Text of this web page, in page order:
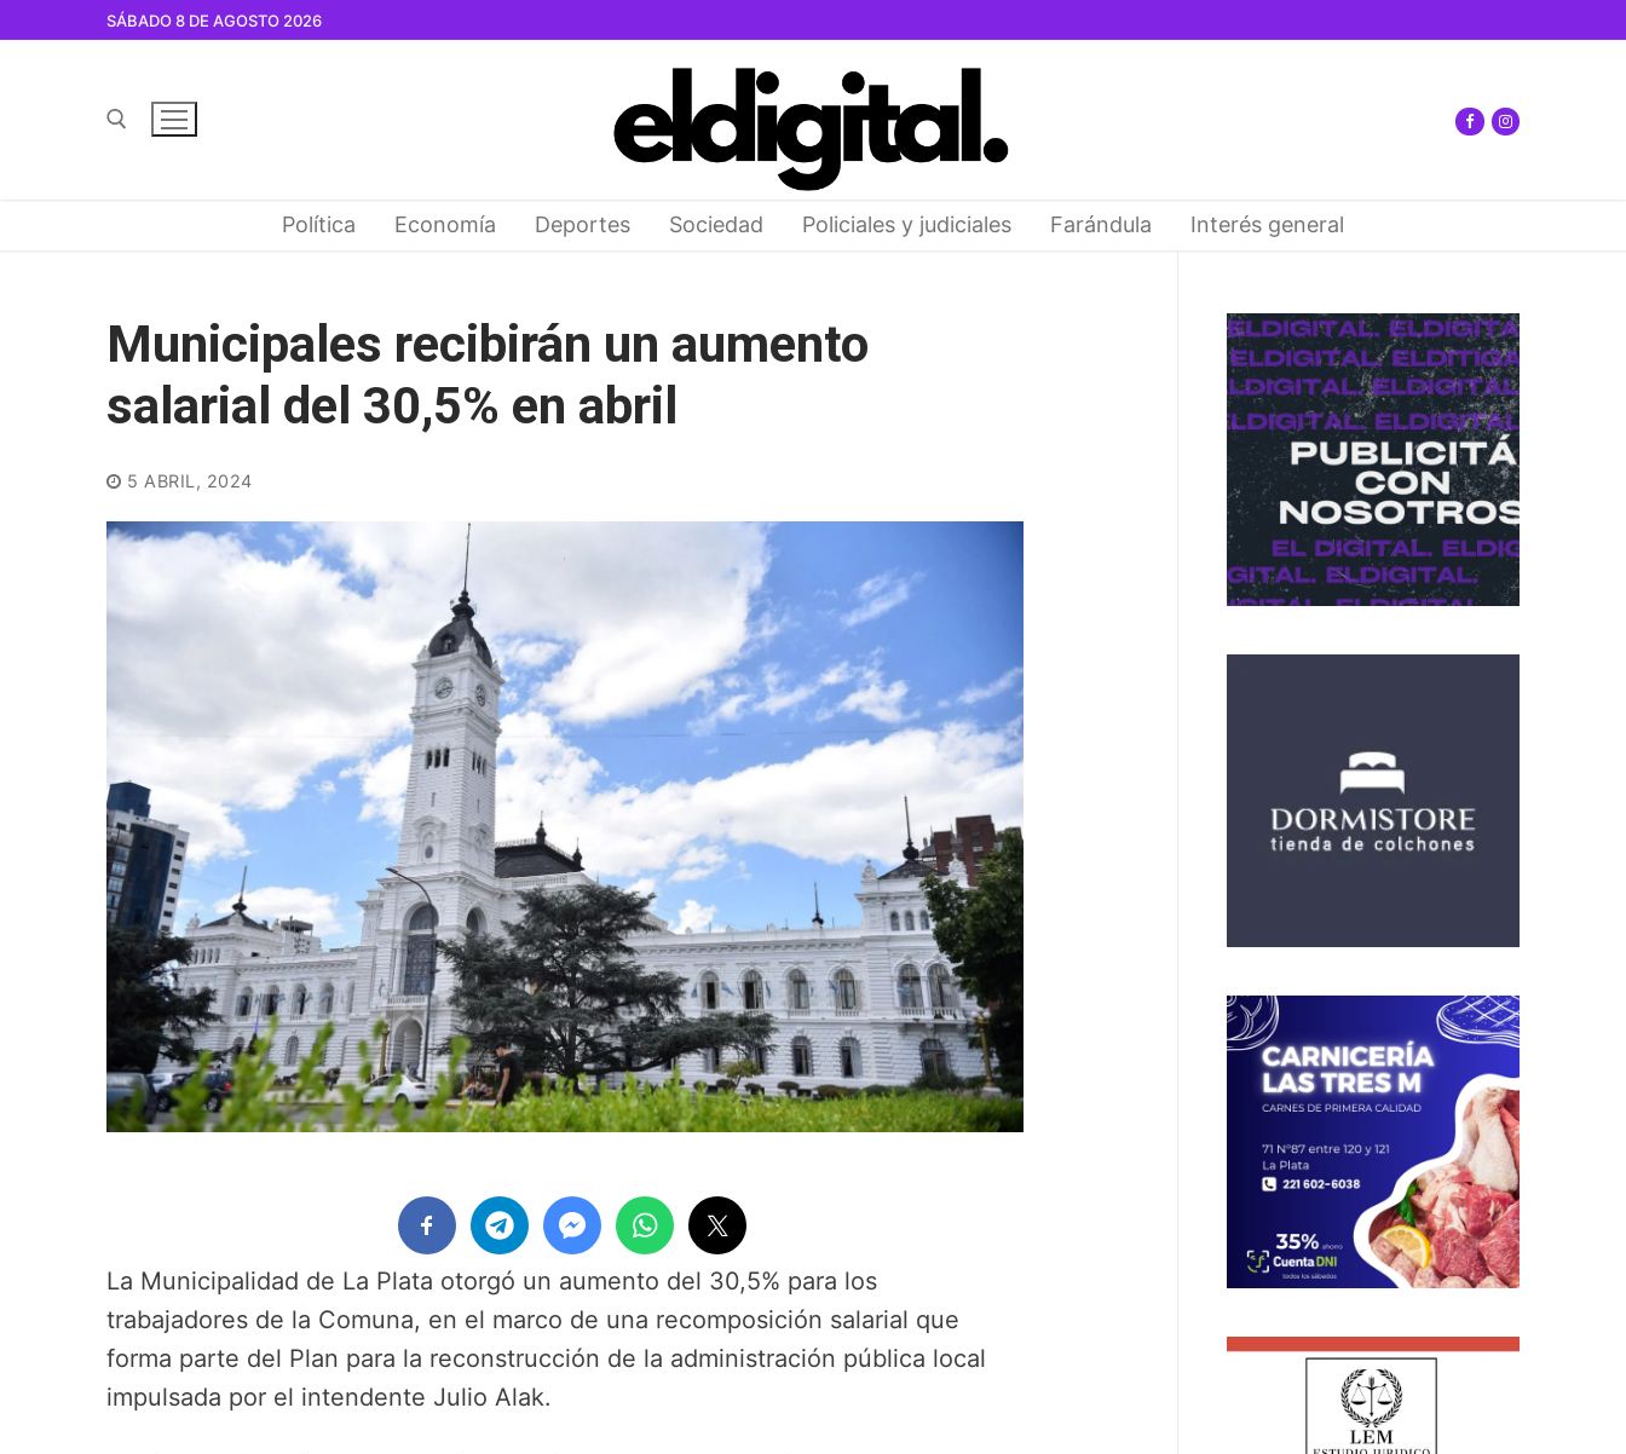
SÁBADO 8 DE AGOSTO 2026
Política Economía Deportes Sociedad Policiales y judiciales Farándula Interés general
Municipales recibirán un aumento
salarial del 30,5% en abril
5 ABRIL, 2024
La Municipalidad de La Plata otorgó un aumento del 30,5% para los
trabajadores de la Comuna, en el marco de una recomposición salarial que
forma parte del Plan para la reconstrucción de la administración pública local
impulsada por el intendente Julio Alak.